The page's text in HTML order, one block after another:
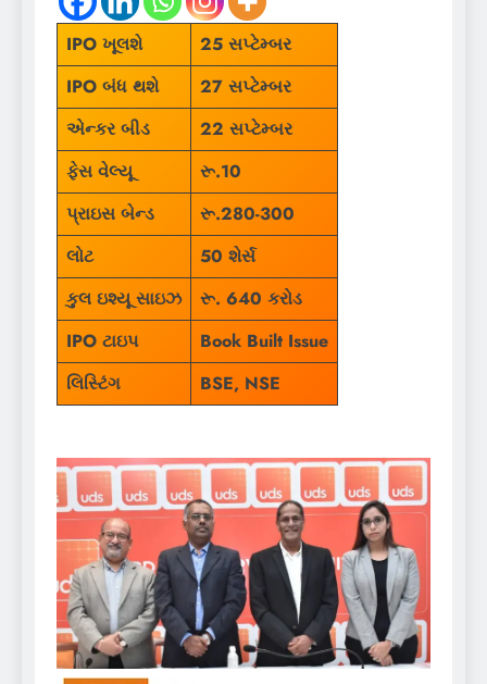
IPO ખૂલશે
25 સપ્ટેમ્બર
IPO બંધ થશે
27 સપ્ટેમ્બર
એન્કર બીડ
22 સપ્ટેમ્બર
ફેસ વેલ્યૂ
રૂ.10
પ્રાઇસ બેન્ડ
રૂ.280-300
લોટ
50 શેર્સ
કુલ ઇશ્યૂ સાઇઝ
રૂ. 640 કરોડ
IPO ટાઇપ
Book Built Issue
લિસ્ટિંગ
BSE, NSE